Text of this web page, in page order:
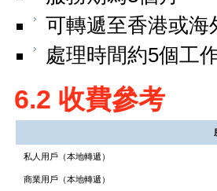
可轉遞至香港或海
處理時間約5個工
6.2 收費參考
私人用戶（本地轉遞）
商業用戶（本地轉遞）